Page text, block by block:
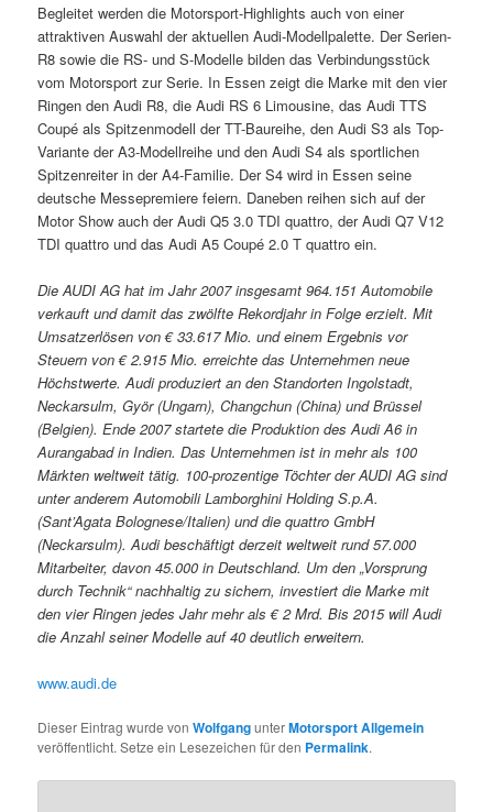
Begleitet werden die Motorsport-Highlights auch von einer
attraktiven Auswahl der aktuellen Audi-Modellpalette. Der Serien-
R8 sowie die RS- und S-Modelle bilden das Verbindungsstück
vom Motorsport zur Serie. In Essen zeigt die Marke mit den vier
Ringen den Audi R8, die Audi RS 6 Limousine, das Audi TTS
Coupé als Spitzenmodell der TT-Baureihe, den Audi S3 als Top-
Variante der A3-Modellreihe und den Audi S4 als sportlichen
Spitzenreiter in der A4-Familie. Der S4 wird in Essen seine
deutsche Messepremiere feiern. Daneben reihen sich auf der
Motor Show auch der Audi Q5 3.0 TDI quattro, der Audi Q7 V12
TDI quattro und das Audi A5 Coupé 2.0 T quattro ein.
Die AUDI AG hat im Jahr 2007 insgesamt 964.151 Automobile
verkauft und damit das zwölfte Rekordjahr in Folge erzielt. Mit
Umsatzerlösen von € 33.617 Mio. und einem Ergebnis vor
Steuern von € 2.915 Mio. erreichte das Unternehmen neue
Höchstwerte. Audi produziert an den Standorten Ingolstadt,
Neckarsulm, Györ (Ungarn), Changchun (China) und Brüssel
(Belgien). Ende 2007 startete die Produktion des Audi A6 in
Aurangabad in Indien. Das Unternehmen ist in mehr als 100
Märkten weltweit tätig. 100-prozentige Töchter der AUDI AG sind
unter anderem Automobili Lamborghini Holding S.p.A.
(Sant’Agata Bolognese/Italien) und die quattro GmbH
(Neckarsulm). Audi beschäftigt derzeit weltweit rund 57.000
Mitarbeiter, davon 45.000 in Deutschland. Um den „Vorsprung
durch Technik“ nachhaltig zu sichern, investiert die Marke mit
den vier Ringen jedes Jahr mehr als € 2 Mrd. Bis 2015 will Audi
die Anzahl seiner Modelle auf 40 deutlich erweitern.
www.audi.de
Dieser Eintrag wurde vonWolfgangunterMotorsport Allgemein
veröffentlicht. Setze ein Lesezeichen für den Permalink.